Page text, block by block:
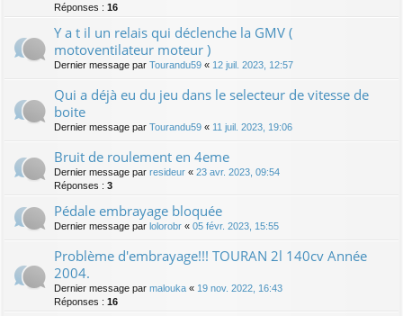
Réponses : 16
Y a t il un relais qui déclenche la GMV (
motoventilateur moteur )
Dernier message par Tourandu59 « 12 juil. 2023, 12:57
Qui a déjà eu du jeu dans le selecteur de vitesse de
boite
Dernier message par Tourandu59 « 11 juil. 2023, 19:06
Bruit de roulement en 4eme
Dernier message par resideur « 23 avr. 2023, 09:54
Réponses : 3
Pédale embrayage bloquée
Dernier message par lolorobr « 05 févr. 2023, 15:55
Problème d'embrayage!!! TOURAN 2l 140cv Année
2004.
Dernier message par malouka « 19 nov. 2022, 16:43
Réponses : 16